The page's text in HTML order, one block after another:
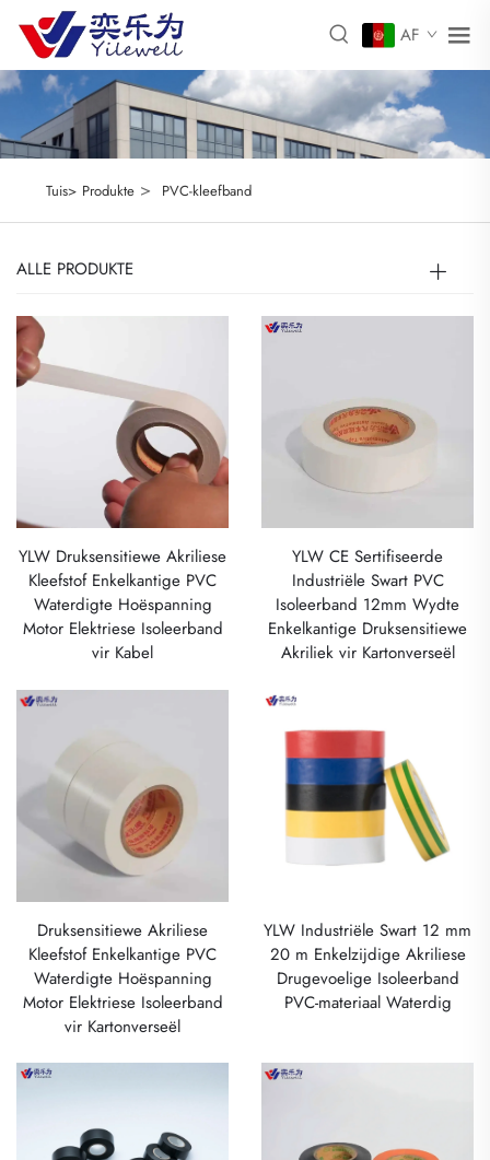
AF
Tuis> Produkte> PVC-kleefband
ALLE PRODUKTE
YLW Druksensitiewe Akriliese
Kleefstof Enkelkantige PVC
Waterdigte Hoëspanning
Motor Elektriese Isoleerband
vir Kabel
YLW CE Sertifiseerde
Industriële Swart PVC
Isoleerband 12mm Wydte
Enkelkantige Druksensitiewe
Akriliek vir Kartonverseël
Druksensitiewe Akriliese
Kleefstof Enkelkantige PVC
Waterdigte Hoëspanning
Motor Elektriese Isoleerband
vir Kartonverseël
YLW Industriële Swart 12 mm
20 m Enkelzijdige Akriliese
Drugevoelige Isoleerband
PVC-materiaal Waterdig